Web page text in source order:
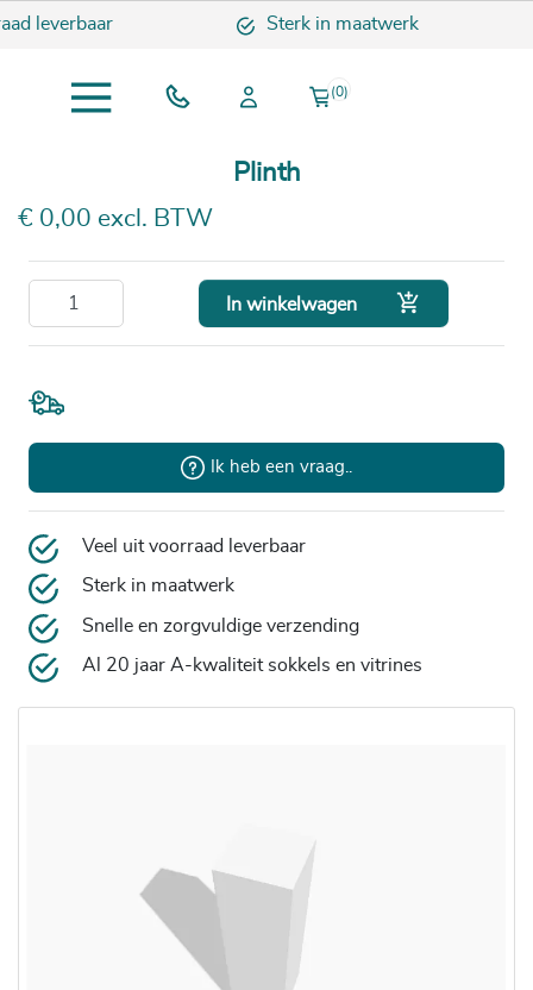
leverbaar Sterk in maatwerk
(0)
Plinth
€ 0,00 excl. BTW
In winkelwagen 
Ik heb een vraag..
Veel uit voorraad leverbaar
Sterk in maatwerk
Snelle en zorgvuldige verzending
Al 20 jaar A-kwaliteit sokkels en vitrines